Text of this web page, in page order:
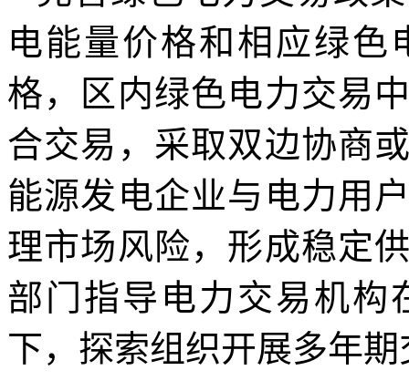
电能量价格和相应绿色
格，区内绿色电力交易
合交易，采取双边协商
能源发电企业与电力用
理市场风险，形成稳定
部门指导电力交易机构
下，探索组织开展多年期